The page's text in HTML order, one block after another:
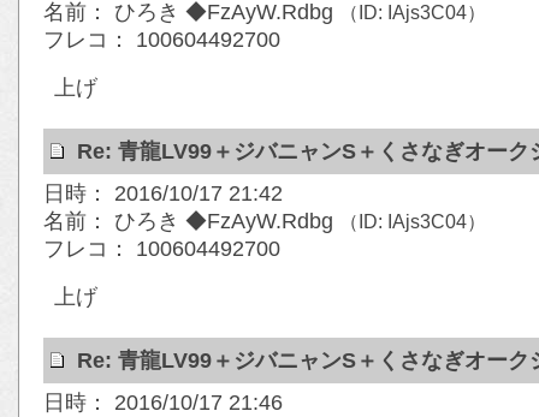
名前： ひろき ◆FzAyW.Rdbg
（ID: IAjs3C04）
フレコ： 100604492700
上げ
Re: 青龍LV99＋ジバニャンS＋くさなぎオー
日時： 2016/10/17 21:42
名前： ひろき ◆FzAyW.Rdbg
（ID: IAjs3C04）
フレコ： 100604492700
上げ
Re: 青龍LV99＋ジバニャンS＋くさなぎオー
日時： 2016/10/17 21:46